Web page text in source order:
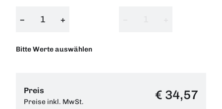
− +
Bitte Werte auswählen
Preis
Preise inkl. MwSt. € 34,57